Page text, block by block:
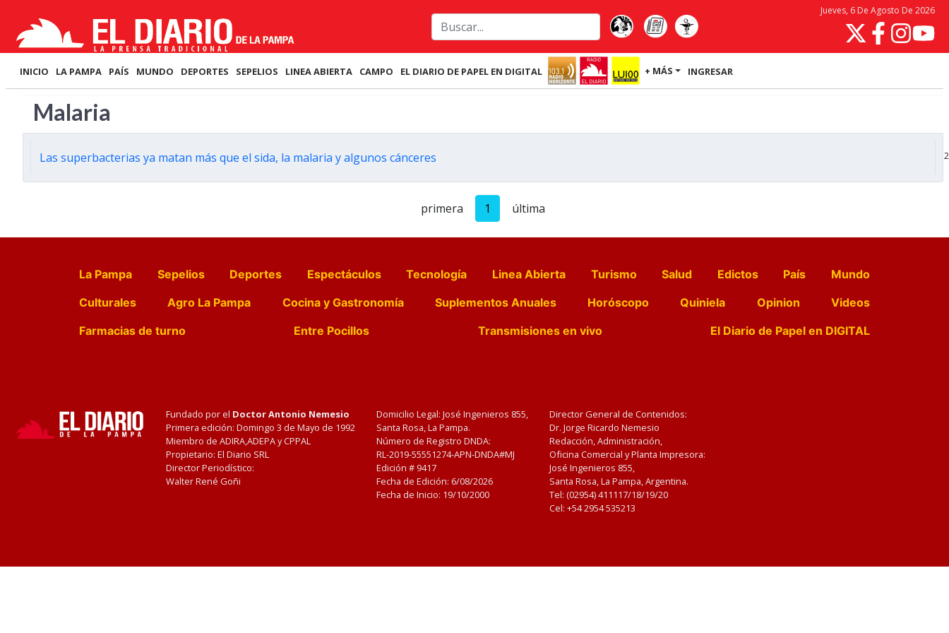
Jueves, 6 De Agosto De 2026
INICIO LA PAMPA PAÍS MUNDO DEPORTES SEPELIOS LINEA ABIERTA CAMPO EL DIARIO DE PAPEL EN DIGITAL + MÁS INGRESAR
Malaria
Las superbacterias ya matan más que el sida, la malaria y algunos cánceres
primera 1 última
La Pampa Sepelios Deportes Espectáculos Tecnología Linea Abierta Turismo Salud Edictos País
Mundo
Culturales
Agro La Pampa Cocina y Gastronomía Suplementos Anuales Horóscopo Quiniela Opinion
Videos
Farmacias de turno
Entre Pocillos Transmisiones en vivo El Diario de Papel en DIGITAL
Fundado por el Doctor Antonio Nemesio
Primera edición: Domingo 3 de Mayo de 1992
Miembro de ADIRA,ADEPA y CPPAL
Propietario: El Diario SRL
Director Periodístico:
Walter René Goñi
Domicilio Legal: José Ingenieros 855,
Santa Rosa, La Pampa.
Número de Registro DNDA:
RL-2019-55551274-APN-DNDA#MJ
Edición # 9417
Fecha de Edición: 6/08/2026
Fecha de Inicio: 19/10/2000
Director General de Contenidos:
Dr. Jorge Ricardo Nemesio
Redacción, Administración,
Oficina Comercial y Planta Impresora:
José Ingenieros 855,
Santa Rosa, La Pampa, Argentina.
Tel: (02954) 411117/18/19/20
Cel: +54 2954 535213